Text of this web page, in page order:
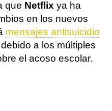
que Netflix ya ha
en los nuevos
mensajes antisuicidio
a los múltiples
el acoso escolar.